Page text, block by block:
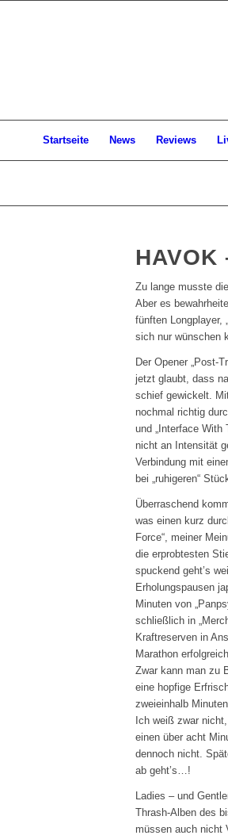
Startseite News Reviews
HAVOK
Zu lange musste
Aber es
fünften Longplayer,
sich nur wünschen
Der Opener „Post-
jetzt glaubt, dass
schief gewickelt.
nochmal richtig
und „Interface With
nicht an Intensität
Verbindung mit
bei „ruhigeren“
Überraschend
was einen kurz
Force“, meiner
die erprobtesten
spuckend geht’s
Erholungspausen
Minuten von
schließlich in
Kraftreserven in
Marathon
Zwar kann man zu
eine hopfige
zweieinhalb
Ich weiß zwar
einen über acht
dennoch nicht.
ab geht’s…!
Ladies – und
Thrash-Alben des
müssen auch nicht